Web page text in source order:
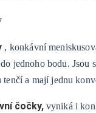
, konkávní
jednoho bodu.
tenčí a mají jednu
čočky, vyniká i